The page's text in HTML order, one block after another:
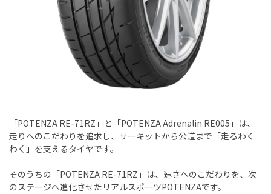
「POTENZA RE-71RZ」と「POTENZA Adrenalin RE005」は、
走りへのこだわりを追求し、サーキットから公道まで「走るわく
わく」を支えるタイヤです。
そのうちの「POTENZA RE-71RZ」は、速さへのこだわりを、次
のステージへ進化させたリアルスポーツPOTENZAです。